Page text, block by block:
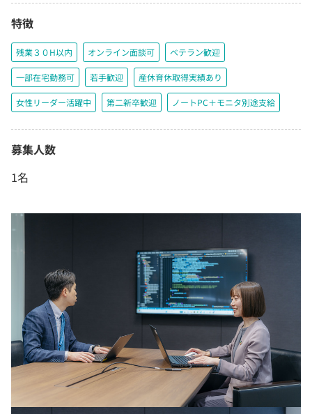
特徴
残業３０H以内 オンライン面談可 ベテラン歓迎
一部在宅勤務可 若手歓迎 産休育休取得実績あり
女性リーダー活躍中 第二新卒歓迎 ノートPC＋モニタ別途支給
募集人数
1名